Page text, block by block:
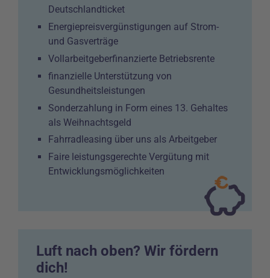
Deutschlandticket
Energiepreisvergünstigungen auf Strom-
und Gasverträge
Vollarbeitgeberfinanzierte Betriebsrente
finanzielle Unterstützung von
Gesundheitsleistungen
Sonderzahlung in Form eines 13. Gehaltes
als Weihnachtsgeld
Fahrradleasing über uns als Arbeitgeber
Faire leistungsgerechte Vergütung mit
Entwicklungsmöglichkeiten
Luft nach oben? Wir fördern
dich!